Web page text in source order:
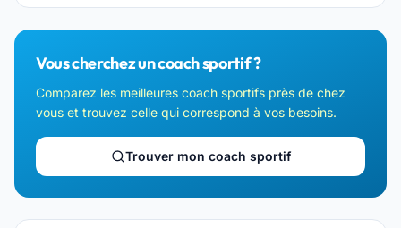
Vous cherchez un coach sportif ?
Comparez les meilleures coach sportifs près de chez
vous et trouvez celle qui correspond à vos besoins.
Trouver mon coach sportif